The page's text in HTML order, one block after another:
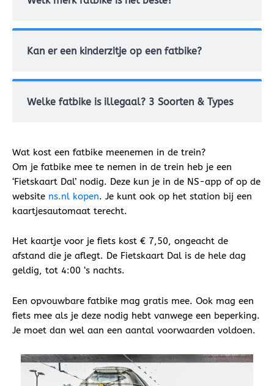
Kan er een kinderzitje op een fatbike?
Welke fatbike is illegaal? 3 Soorten & Types
Wat kost een fatbike meenemen in de trein?
Om je fatbike mee te nemen in de trein heb je een
‘Fietskaart Dal’ nodig. Deze kun je in de NS-app of op de
website ns.nl kopen. Je kunt ook op het station bij een
kaartjesautomaat terecht.
Het kaartje voor je fiets kost € 7,50, ongeacht de
afstand die je aflegt. De Fietskaart Dal is de hele dag
geldig, tot 4:00 ‘s nachts.
Een opvouwbare fatbike mag gratis mee. Ook mag een
fiets mee als je deze nodig hebt vanwege een beperking.
Je moet dan wel aan een aantal voorwaarden voldoen.